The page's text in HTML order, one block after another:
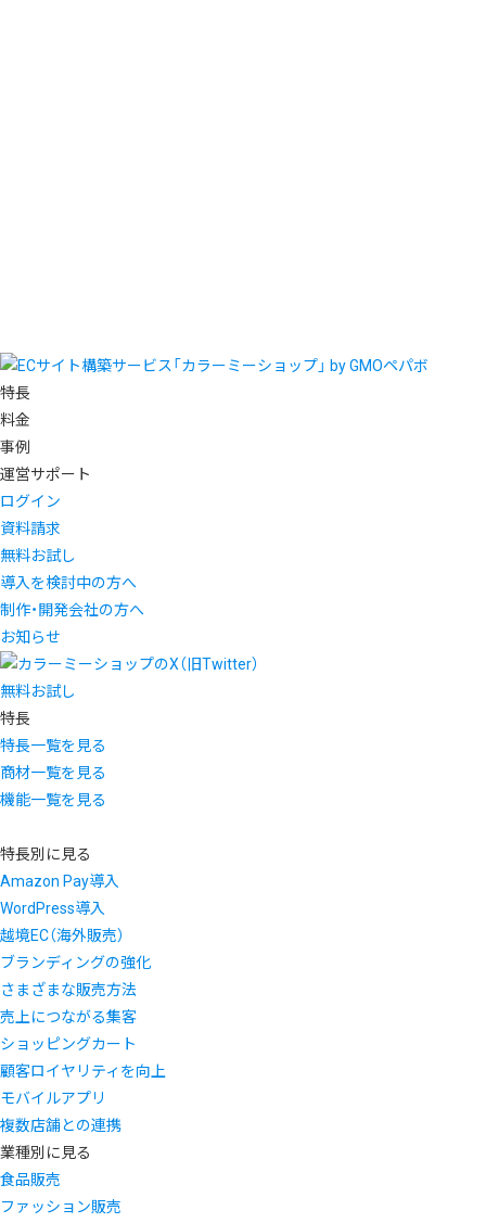
特長
料金
事例
運営サポート
ログイン
資料請求
無料お試し
導入を検討中の方へ
制作・開発会社の方へ
お知らせ
無料お試し
特長
特長一覧を見る
商材一覧を見る
機能一覧を見る
特長別に見る
Amazon Pay導入
WordPress導入
越境EC（海外販売）
ブランディングの強化
さまざまな販売方法
売上につながる集客
ショッピングカート
顧客ロイヤリティを向上
モバイルアプリ
複数店舗との連携
業種別に見る
食品販売
ファッション販売